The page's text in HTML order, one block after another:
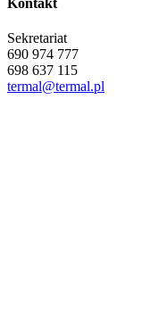
Sekretariat
690 974 777
698 637 115
termal@termal.pl